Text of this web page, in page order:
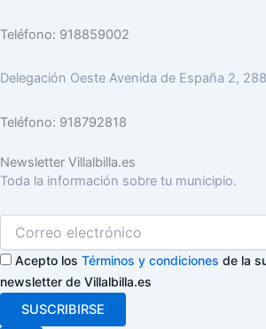
Teléfono: 918859002
Delegación Oeste Avenida de España 2,
Teléfono: 918792818
Newsletter Villalbilla.es
Toda la información sobre tu municipio.
Acepto los Términos y condiciones de la
newsletter de Villalbilla.es
SUSCRIBIRSE